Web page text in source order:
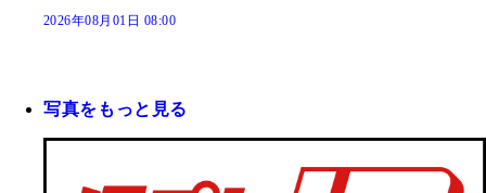
2026年08月01日 08:00
写真をもっと見る